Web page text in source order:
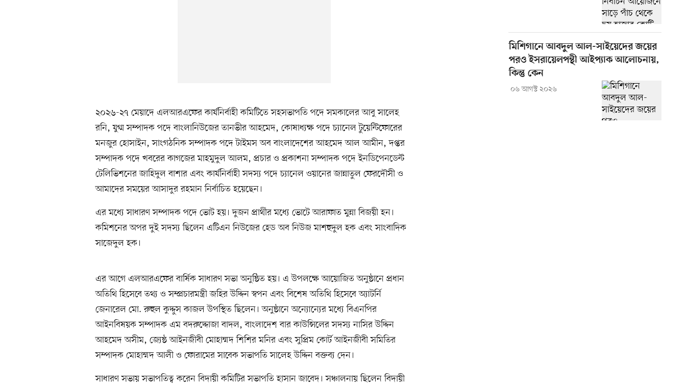
২০২৬-২৭ মেয়াদে এলআরএফের কার্যনির্বাহী কমিটিতে সহসভাপতি পদে সমকালের আবু সালেহ
রনি, যুগ্ম সম্পাদক পদে বাংলানিউজের তানভীর আহমেদ, কোষাধ্যক্ষ পদে চ্যানেল টুয়েন্টিফোরের
মনজুর হোসাইন, সাংগঠনিক সম্পাদক পদে টাইমস অব বাংলাদেশের আহমেদ আল আমীন, দপ্তর
সম্পাদক পদে খবরের কাগজের মাহমুদুল আলম, প্রচার ও প্রকাশনা সম্পাদক পদে ইনডিপেনডেন্ট
টেলিভিশনের জাহিদুল বাশার এবং কার্যনির্বাহী সদস্য পদে চ্যানেল ওয়ানের জান্নাতুল ফেরদৌসী ও
আমাদের সময়ের আসাদুর রহমান নির্বাচিত হয়েছেন।
এর মধ্যে সাধারণ সম্পাদক পদে ভোট হয়। দুজন প্রার্থীর মধ্যে ভোটে আরাফাত মুন্না বিজয়ী হন।
কমিশনের অপর দুই সদস্য ছিলেন এটিএন নিউজের হেড অব নিউজ মাশহুদুল হক এবং সাংবাদিক
সাজেদুল হক।
এর আগে এলআরএফের বার্ষিক সাধারণ সভা অনুষ্ঠিত হয়। এ উপলক্ষে আয়োজিত অনুষ্ঠানে প্রধান
অতিথি হিসেবে তথ্য ও সম্প্রচারমন্ত্রী জহির উদ্দিন স্বপন এবং বিশেষ অতিথি হিসেবে অ্যাটর্নি
জেনারেল মো. রুহুল কুদ্দুস কাজল উপস্থিত ছিলেন। অনুষ্ঠানে অন্যোন্যের মধ্যে বিএনপির
আইনবিষয়ক সম্পাদক এম বদরুদ্দোজা বাদল, বাংলাদেশ বার কাউন্সিলের সদস্য নাসির উদ্দিন
আহমেদ অসীম, জ্যেষ্ঠ আইনজীবী মোহাম্মদ শিশির মনির এবং সুপ্রিম কোর্ট আইনজীবী সমিতির
সম্পাদক মোহাম্মদ আলী ও ফোরামের সাবেক সভাপতি সালেহ উদ্দিন বক্তব্য দেন।
সাধারণ সভায় সভাপতিত্ব করেন বিদায়ী কমিটির সভাপতি হাসান জাবেদ। সঞ্চালনায় ছিলেন বিদায়ী
মিশিগানে আবদুল আল-সাইয়েদের জয়ের
পরও ইসরায়েলপন্থী আইপ্যাক আলোচনায়,
কিন্তু কেন
০৬ আগস্ট ২০২৬